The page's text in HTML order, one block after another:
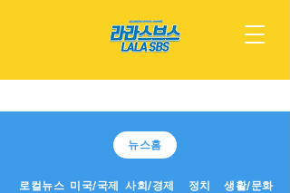
뉴스홈
로컬뉴스 미국/국제 사회/경제 정치 생활/문화